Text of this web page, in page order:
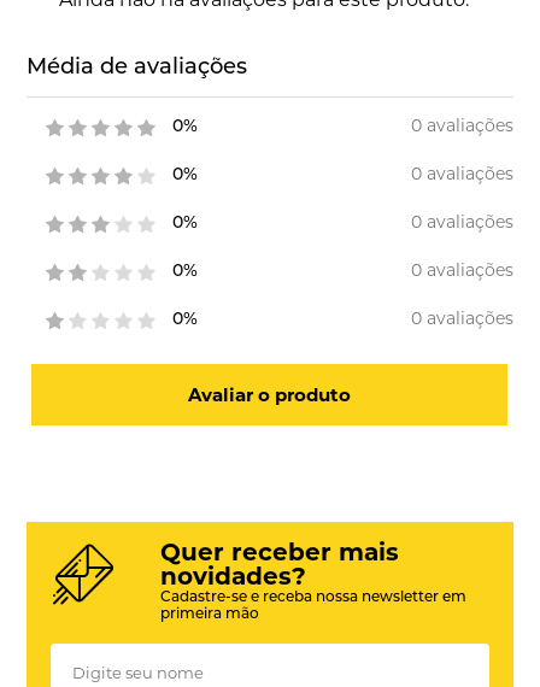
Média de avaliações
0% 0 avaliações
0% 0 avaliações
0% 0 avaliações
0% 0 avaliações
0% 0 avaliações
Avaliar o produto
Quer receber mais
novidades?
Cadastre-se e receba nossa newsletter em
primeira mão